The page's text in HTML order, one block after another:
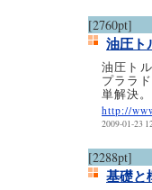
[2760pt]
油圧ト
油圧ト
プララ
単解決
http://
2009-01-23
[2288pt]
基礎と